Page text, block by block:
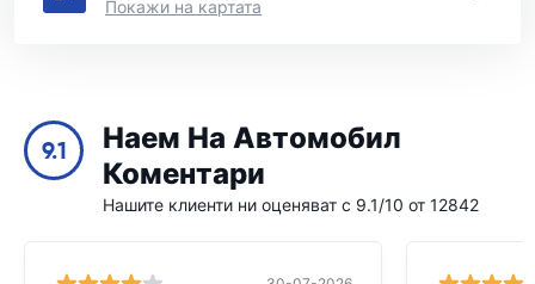
Покажи на картата
9.1
Наем На Автомобил
Коментари
Нашите клиенти ни оценяват с 9.1/10 от 12842